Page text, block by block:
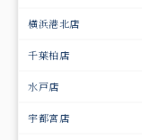
横浜港北店
千葉柏店
水戸店
宇都宮店